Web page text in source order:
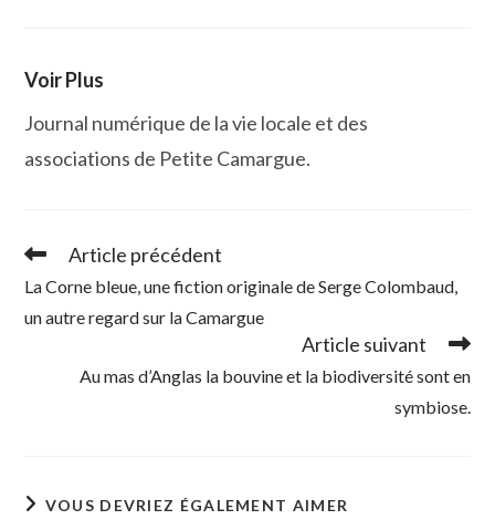
Voir Plus
Journal numérique de la vie locale et des
associations de Petite Camargue.
Read
articles
Article précédent
La Corne bleue, une fiction originale de Serge Colombaud,
un autre regard sur la Camargue
Article suivant
Au mas d’Anglas la bouvine et la biodiversité sont en
symbiose.
VOUS DEVRIEZ ÉGALEMENT AIMER